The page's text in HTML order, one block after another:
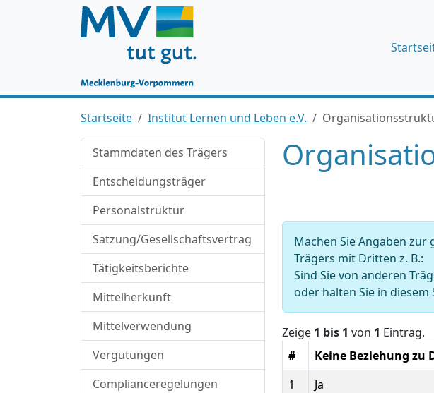
Startseite Institut Lernen und Leben e.V.
Stammdaten des Trägers
Entscheidungsträger
Personalstruktur
Satzung/Gesellschaftsvertrag
Tätigkeitsberichte
Mittelherkunft
Mittelverwendung
Vergütungen
Complianceregelungen
Machen Sie Angaben
Trägers mit Dritten z. B.:
Sind Sie von anderen
oder halten Sie in
Zeige 1 bis 1 von 1 Eintrag.
#
Keine Beziehung zu
1
Ja